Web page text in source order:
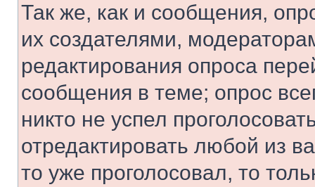
Так же, как и сообщения,
их создателями,
редактирования опроса
сообщения в теме; опрос
никто не успел
отредактировать любой из
то уже проголосовал, то